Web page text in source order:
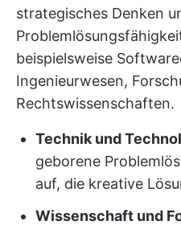
strategisches Denken
beispielsweise
Ingenieurwesen,
Rechtswissenschaften.
Technik und
geborene
auf, die kreative
Wissenschaft und